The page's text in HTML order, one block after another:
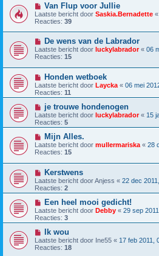
Van Flup voor Jullie
Laatste bericht door Saskia.Bernadette «
Reacties: 39
De wens van de Labrador
Laatste bericht door luckylabrador« 06
Reacties: 15
Honden wetboek
Laatste bericht door Laycka « 06 mei
Reacties: 11
je trouwe hondenogen
Laatste bericht door luckylabrador« 15
Reacties: 5
Mijn Alles.
Laatste bericht door mullermariska « 28
Reacties: 15
Kerstwens
Laatste bericht doorAnjess « 22 dec
Reacties: 2
Een heel mooi gedicht!
Laatste bericht door Debby « 29 sep
Reacties: 3
Ik wou
Laatste bericht door Ine55 « 17 feb 2011,
Reacties: 18